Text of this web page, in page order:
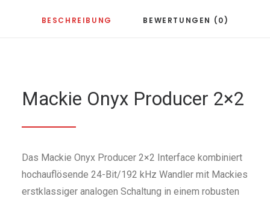
BESCHREIBUNG BEWERTUNGEN (0)
Mackie Onyx Producer 2×2
Das Mackie Onyx Producer 2×2 Interface kombiniert
hochauflösende 24-Bit/192 kHz Wandler mit Mackies
erstklassiger analogen Schaltung in einem robusten